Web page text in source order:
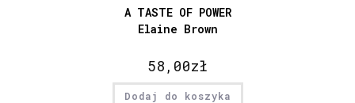
A TASTE OF POWER
Elaine Brown
58,00zł
Dodaj do koszyka